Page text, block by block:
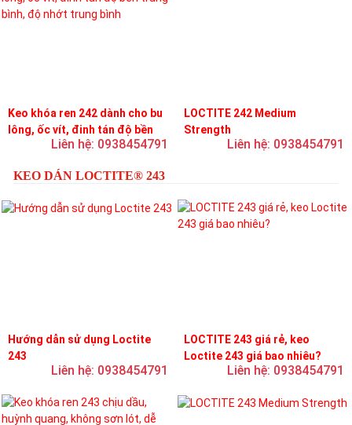
Keo khóa ren 242 dành cho bu
lông, ốc vít, đinh tán độ bền
trung bình, độ nhớt trung bình
Liên hệ: 0938454791
LOCTITE 242 Medium
Strength
Liên hệ: 0938454791
KEO DÁN LOCTITE® 243
Hướng dẫn sử dụng Loctite
243
Liên hệ: 0938454791
LOCTITE 243 giá rẻ, keo
Loctite 243 giá bao nhiêu?
Liên hệ: 0938454791